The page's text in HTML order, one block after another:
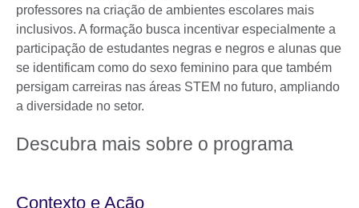
professores na criação de ambientes escolares mais
inclusivos. A formação busca incentivar especialmente a
participação de estudantes negras e negros e alunas que
se identificam como do sexo feminino para que também
persigam carreiras nas áreas STEM no futuro, ampliando
a diversidade no setor.
Descubra mais sobre o programa
Contexto e Ação